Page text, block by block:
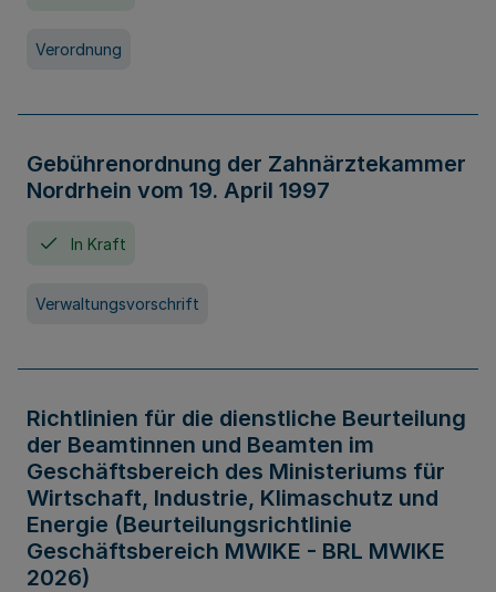
Verordnung
Gebührenordnung der Zahnärztekammer
Nordrhein vom 19. April 1997
In Kraft
Verwaltungsvorschrift
Richtlinien für die dienstliche Beurteilung
der Beamtinnen und Beamten im
Geschäftsbereich des Ministeriums für
Wirtschaft, Industrie, Klimaschutz und
Energie (Beurteilungsrichtlinie
Geschäftsbereich MWIKE - BRL MWIKE
2026)